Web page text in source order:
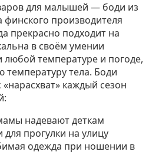
для малышей — боди из
производителя
прекрасно подходит на
в своём умении
любой температуре и погоде,
температуру тела. Боди
«нарасхват» каждый сезон
надевают деткам
прогулки на улицу
одежда при ношении в